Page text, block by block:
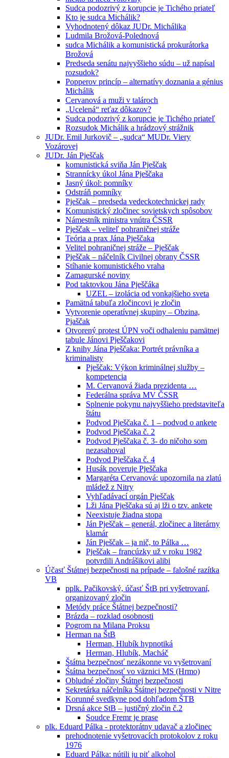
Sudca podozrivý z korupcie je Tichého priateľ
Kto je sudca Michálik?
Vyhodnotený dôkaz JUDr. Michálika
Ludmila Brožová-Polednová
sudca Michálik a komunistická prokurátorka
Brožová
Predseda senátu najvyššieho súdu – už napísal
rozsudok?
Popperov princíp – alternatívy doznania a génius
Michálik
Cervanová a muži v talároch
„Ucelená“ reťaz dôkazov?
Sudca podozrivý z korupcie je Tichého priateľ
Rozsudok Michálik a hrádzový strážnik
JUDr. Emil Jurkovič – „sudca“ MUDr. Viery
Vozárovej
JUDr. Ján Pješčak
komunistická sviňa Ján Pješčak
Strannícky úkol Jána Pješčaka
Jasný úkol: pomníky
Odstráň pomníky
Pješčak – predseda vedeckotechnickej rady
Komunistický zločinec sovietskych spôsobov
Námestník ministra vnútra ČSSR
Pješčak – veliteľ pohraničnej stráže
Teória a prax Jána Pješčaka
Velitel pohraničnej stráže – Pješčak
Pješčak – náčelník Civilnej obrany ČSSR
Stíhanie komunistického vraha
Zamagurské noviny
Pod taktovkou Jána Pješčáka
UZEL – izolácia od vonkajšieho sveta
Pamätná tabuľa zločincovi je zločin
Vytvorenie operatívnej skupiny – Obzina,
Pjaščak
Otvorený protest ÚPN voči odhaleniu pamätnej
tabule Jánovi Pješčakovi
Z knihy Jána Pješčaka: Portrét právníka a
kriminalisty
Pješčak: Výkon kriminálnej služby –
kompetencia
M. Cervanová žiada prezidenta …
Federálna správa MV ČSSR
Splnenie pokynu najvyššieho predstaviteľa
štátu
Podvod Pješčaka č. 1 – podvod o ankete
Podvod Pješčaka č. 2
Podvod Pješčaka č. 3- do ničoho som
nezasahoval
Podvod Pješčaka č. 4
Husák poveruje Pješčaka
Margaréta Cervanová: upozornila na zlatú
mládež z Nitry
Vyhľadávací orgán Pješčak
Lži Jána Pješčaka sú aj lži o tzv. ankete
Neexistuje žiadna stopa
Ján Pješčak – generál, zločinec a literárny
klamár
Ján Pješčak – ja nič, to Pálka …
Pješčak – francúzky už v roku 1982
potvrdili Andrášikovi alibi
Účasť Štátnej bezpečnosti na prípade – falošné razítka
VB
pplk. Pačikovský, účasť ŠtB pri vyšetrovaní,
organizovaný zločin
Metódy práce Štátnej bezpečnosti?
Brázda – rozklad osobnosti
Pogrom na Milana Proksu
Herman na ŠtB
Herman, Hlubík hypnotiká
Herman, Hlubík, Macháč
Štátna bezpečnosť nezákonne vo vyšetrovaní
Śtátna bezpečnosť vo väznici MS (Hrmo)
Obludné zločiny Štátnej bezpečnosti
Sekretárka náčelníka Štátnej bezpečnosti v Nitre
Korunné svedkyne pod dohľadom ŠTB
Drsná akce StB – justičný zločin č.2
Soudce Fremr je prase
plk. Eduard Pálka - protektorátny udavač a zločinec
prehodnotenie vyšetrovacích protokolov z roku
1976
Eduard Pálka: nútili ju piť alkohol